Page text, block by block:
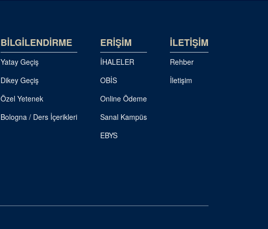
BİLGİLENDİRME
Yatay Geçiş
Dikey Geçiş
Özel Yetenek
Bologna / Ders İçerikleri
ERİŞİM
İHALELER
OBİS
Online Ödeme
Sanal Kampüs
EBYS
İLETİŞİM
Rehber
İletişim